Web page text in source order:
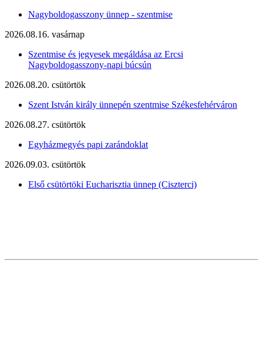
Nagyboldogasszony ünnep - szentmise
2026.08.16. vasárnap
Szentmise és jegyesek megáldása az Ercsi
Nagyboldogasszony-napi búcsún
2026.08.20. csütörtök
Szent István király ünnepén szentmise Székesfehérváron
2026.08.27. csütörtök
Egyházmegyés papi zarándoklat
2026.09.03. csütörtök
Első csütörtöki Eucharisztia ünnep (Ciszterci)